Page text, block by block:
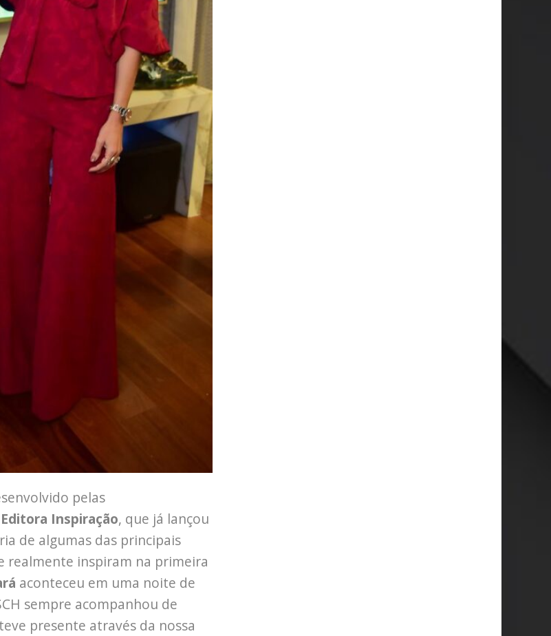
pelas
Editora Inspiração, que já lançou
de algumas das principais
realmente inspiram na primeira
aconteceu em uma noite de
sempre acompanhou de
presente através da nossa